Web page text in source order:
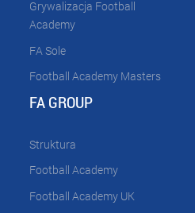
Grywalizacja Football
Academy
FA Sole
Football Academy Masters
FA GROUP
Struktura
Football Academy
Football Academy UK